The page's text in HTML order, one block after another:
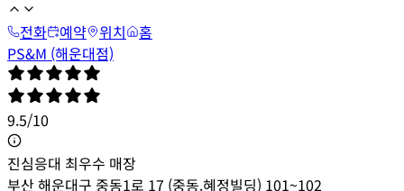
전화
예약 위치
홈
PS&M (해운대점)
9.5/10
진심응대 최우수 매장
부산 해운대구 중동1로 17 (중동.혜정빌딩) 101~102